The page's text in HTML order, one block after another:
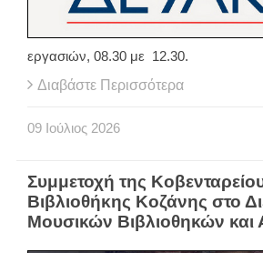
εργασιών, 08.30 με 12.30.
Διαβάστε Περισσότερα
09 Ιούλιος 2026
Συμμετοχή της
Βιβλιοθήκης Κοζάνης στο
Μουσικών Βιβλιοθηκών και